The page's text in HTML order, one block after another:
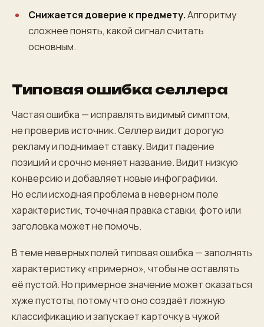
Снижается доверие к предмету.Алгоритму
сложнее понять, какой сигнал считать
основным.
Типовая ошибка селлера
Частая ошибка — исправлять видимый симптом,
не проверив источник. Селлер видит дорогую
рекламу и поднимает ставку. Видит падение
позиций и срочно меняет название. Видит низкую
конверсию и добавляет новые инфографики.
Но если исходная проблема в неверном поле
характеристик, точечная правка ставки, фото или
заголовка может не помочь.
В теме неверных полей типовая ошибка — заполнять
характеристику «примерно», чтобы не оставлять
её пустой. Но примерное значение может оказаться
хуже пустоты, потому что оно создаёт ложную
классификацию и запускает карточку в чужой